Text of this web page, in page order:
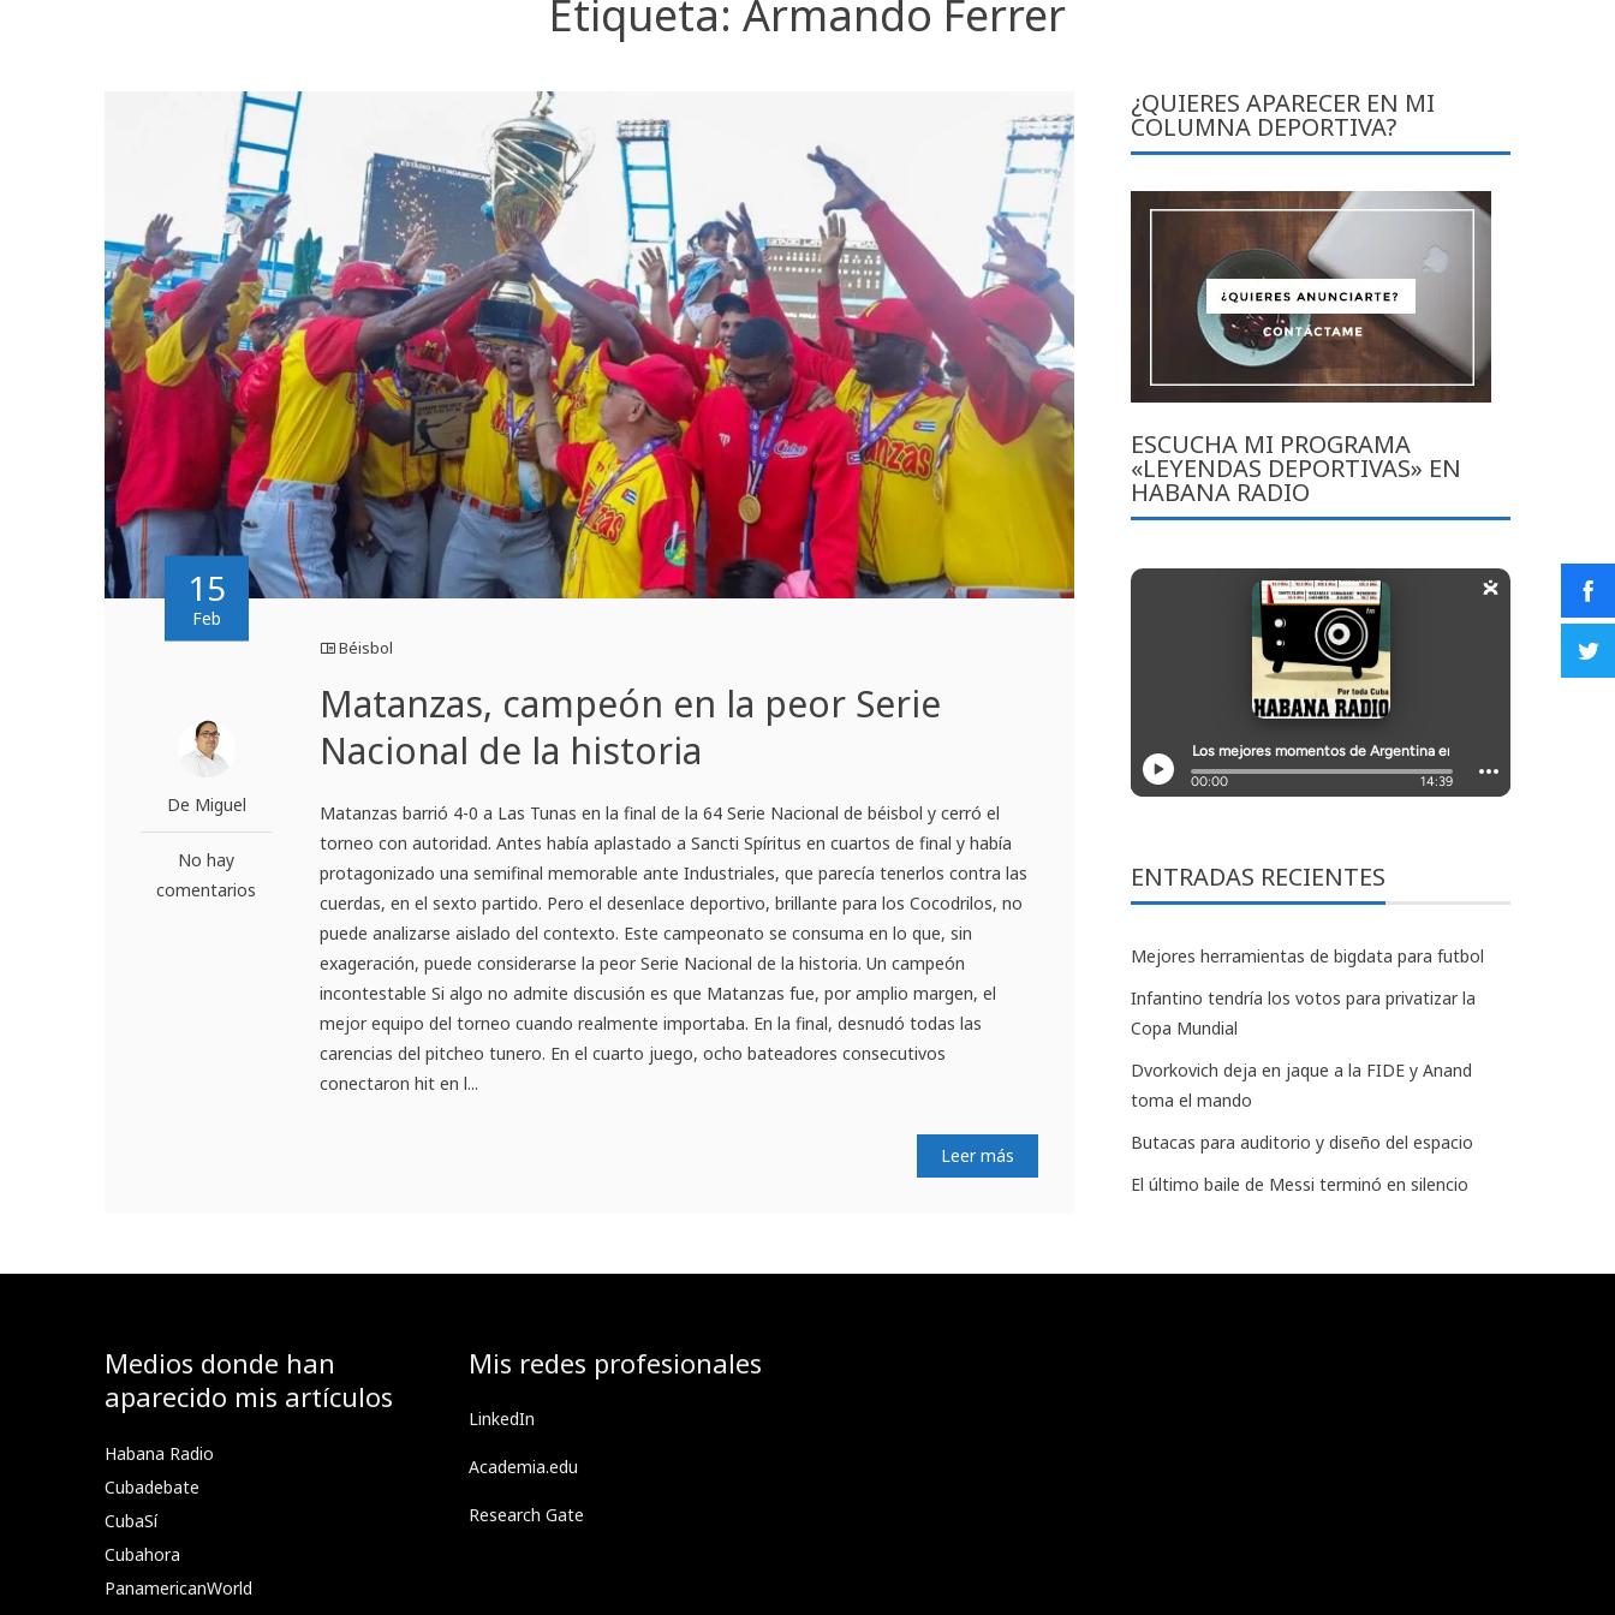
Etiqueta: Armando Ferrer
15
Feb
De Miguel
No hay
comentarios
Béisbol
Matanzas, campeón en la peor Serie
Nacional de la historia
Matanzas barrió 4-0 a Las Tunas en la final de la 64 Serie Nacional de béisbol y cerró el
torneo con autoridad. Antes había aplastado a Sancti Spíritus en cuartos de final y había
protagonizado una semifinal memorable ante Industriales, que parecía tenerlos contra las
cuerdas, en el sexto partido. Pero el desenlace deportivo, brillante para los Cocodrilos, no
puede analizarse aislado del contexto. Este campeonato se consuma en lo que, sin
exageración, puede considerarse la peor Serie Nacional de la historia. Un campeón
incontestable Si algo no admite discusión es que Matanzas fue, por amplio margen, el
mejor equipo del torneo cuando realmente importaba. En la final, desnudó todas las
carencias del pitcheo tunero. En el cuarto juego, ocho bateadores consecutivos
conectaron hit en l...
Leer más
¿QUIERES APARECER EN MI
COLUMNA DEPORTIVA?
ESCUCHA MI PROGRAMA
«LEYENDAS DEPORTIVAS» EN
HABANA RADIO
ENTRADAS RECIENTES
Mejores herramientas de bigdata para futbol
Infantino tendría los votos para privatizar la
Copa Mundial
Dvorkovich deja en jaque a la FIDE y Anand
toma el mando
Butacas para auditorio y diseño del espacio
El último baile de Messi terminó en silencio
Medios donde han
aparecido mis artículos
Habana Radio
Cubadebate
CubaSí
Cubahora
PanamericanWorld
Mis redes profesionales
LinkedIn
Academia.edu
Research Gate